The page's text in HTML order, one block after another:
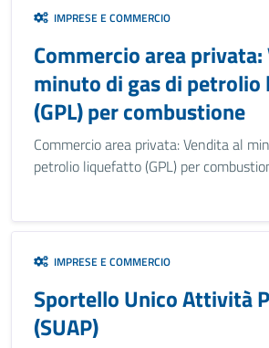
IMPRESE E COMMERCIO
Commercio area privata:
minuto di gas di
(GPL) per combustione
Commercio area privata: Vendita al
petrolio liquefatto (GPL) per
IMPRESE E COMMERCIO
Sportello Unico Attività
(SUAP)